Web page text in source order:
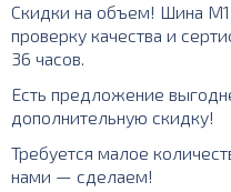
Скидки на объем! Шина М1
проверку качества и
36 часов.
Есть предложение
дополнительную скидку!
Требуется малое
нами — сделаем!